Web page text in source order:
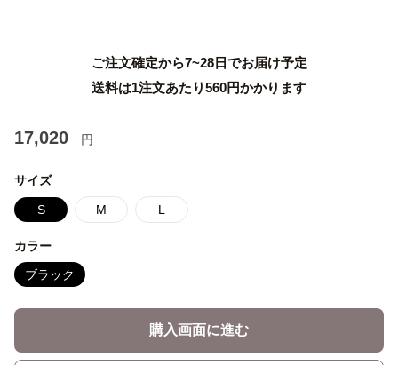
ご注文確定から7~28日でお届け予定
送料は1注文あたり560円かかります
17,020 円
サイズ
S M L
カラー
ブラック
購入画面に進む